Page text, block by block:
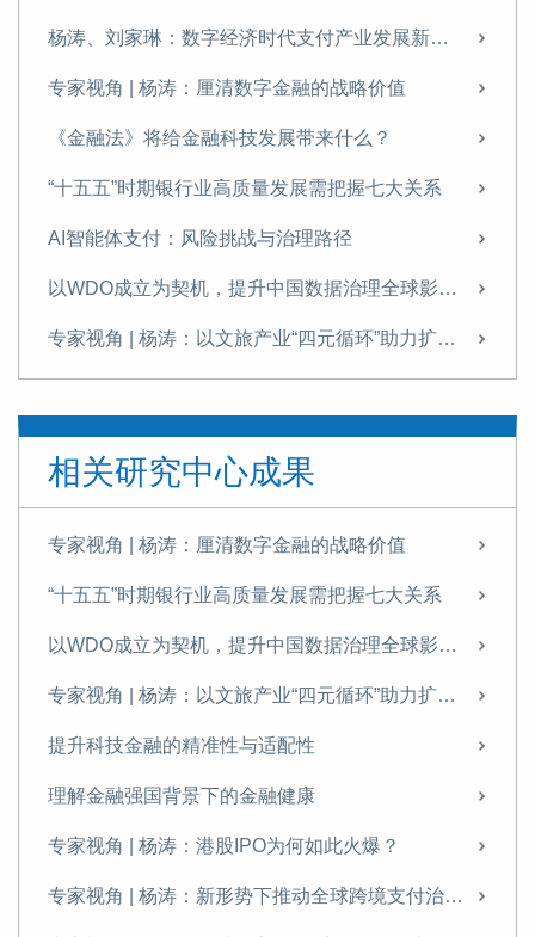
杨涛、刘家琳：数字经济时代支付产业发展新特征
专家视角 | 杨涛：厘清数字金融的战略价值
《金融法》将给金融科技发展带来什么？
“十五五”时期银行业高质量发展需把握七大关系
AI智能体支付：风险挑战与治理路径
以WDO成立为契机，提升中国数据治理全球影响力
专家视角 | 杨涛：以文旅产业“四元循环”助力扩内需
提升科技金融的精准性与适配性
理解金融强国背景下的金融健康
专家视角 | 杨涛：港股IPO为何如此火爆？
“十四五”科技金融发展成就回顾与展望
新形势下推动数字金融变革的重点分析
专访杨涛：金融“五篇大文章”不能“各写各的”
相关研究中心成果
专家视角 | 杨涛：厘清数字金融的战略价值
“十五五”时期银行业高质量发展需把握七大关系
以WDO成立为契机，提升中国数据治理全球影响力
专家视角 | 杨涛：以文旅产业“四元循环”助力扩内需
提升科技金融的精准性与适配性
理解金融强国背景下的金融健康
专家视角 | 杨涛：港股IPO为何如此火爆？
专家视角 | 杨涛：新形势下推动全球跨境支付治理的思考